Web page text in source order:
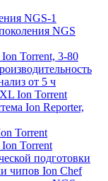
NGS-1
NGS
Torrent, 3-80
от 5 ч
Ion Torrent
Ion Reporter,
Torrent
Torrent
подготовки
чипов Ion Chef